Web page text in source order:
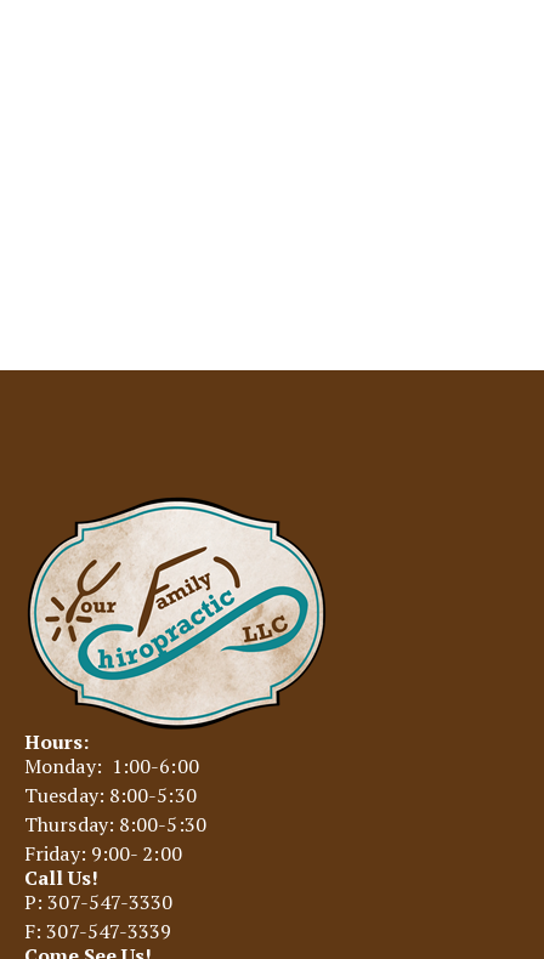
Hours:
Monday: 1:00-6:00
Tuesday: 8:00-5:30
Thursday: 8:00-5:30
Friday: 9:00- 2:00
Call Us!
P: 307-547-3330
F: 307-547-3339